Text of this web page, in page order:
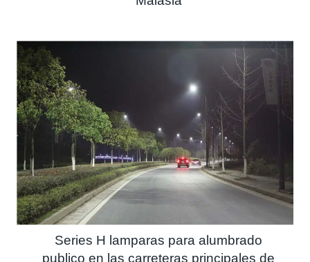
Series H lamparas para alumbrado
publico en las carreteras principales de